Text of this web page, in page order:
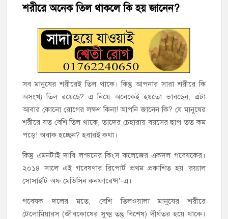
হাজীগঞ্জে শিক্ষার্থীদের লেখাপড়ার মানোন্নয়নে ও উপস্থিতি নিশ্চিতকরণে
অভিভাবক সমাবেশ
হাজীগঞ্জে অস্বাস্থ্যকর পরিবেশে খাবার প্রস্তুত: ২ হোটেলকে ৪৫ হাজার
টাকা জরিমানা
হাজীগঞ্জে ৬ বছরের শিশুকে ধর্ষণের অভিযোগে কেয়ারটেকার আটক
হাজীগঞ্জের রাজারগাঁও উবিতে জুলাই গণঅভ্যুত্থান দিবস পালন
হাজীগঞ্জ সরকারি মডেল পাইলট হাই স্কুল অ্যান্ড কলেজে ‘জুলাই
গণঅভ্যুত্থান দিবস’ পালিত
‘জনগণের ভোটে নির্বাচিত হয়ে ফরিদগঞ্জের উন্নয়নে কাজ করছি’ :
আলহাজ্ব এমএ হান্নান এমপি
নৌ পুলিশ ফাঁড়ির নাকের ডগায় কারেন্ট জালের দাপট, মতলবে প্রকাশ্যে
নিষিদ্ধ জাল মেরামত ও মাছ শিকার
শরীরে অনেক তিল থাকলে কি হয় জানেন?
সব মানুষের শরীরেই তিল থাকে। কিন্তু আপনার সারা শরীরে কি
অসংখ্য তিল রয়েছে? এ নিয়ে অনেকেই হয়তো ভাবছেন, এটা
আবার কোনো রোগের লক্ষণ কিনা! আপনি জানেন কি? যে মানুষের
শরীরে যত বেশি তিল থাকে, তাদের চেহারায় বয়সের ছাপ তত কম
পড়ে! অবাক হচ্ছেন? হবারই কথা।
কিন্তু এমনটাই দাবি লন্ডনের কিংস কলেজের একদল গবেষকের।
২০১৪ সালে এই গবেষণার রিপোর্ট প্রথম প্রকাশিত হয় ‘রয়্যাল
সোসাইটি অফ মেডিসিন কনফারেন্স’-এ।
গবেষক দলের মতে, বেশি তিলওয়ালা মানুষের শরীরে
টেলোমিয়ারস (জীবকোষের সুক্ষ্ম তন্তু বিশেষ) দীর্ঘতর হয়ে থাকে।